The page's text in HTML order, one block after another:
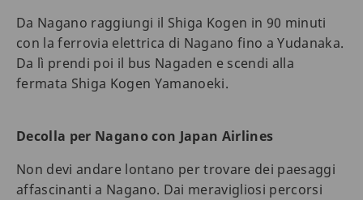
Da Nagano raggiungi il Shiga Kogen in 90 minuti
con la ferrovia elettrica di Nagano fino a Yudanaka.
Da lì prendi poi il bus Nagaden e scendi alla
fermata Shiga Kogen Yamanoeki.
Decolla per Nagano con Japan Airlines
Non devi andare lontano per trovare dei paesaggi
affascinanti a Nagano. Dai meravigliosi percorsi